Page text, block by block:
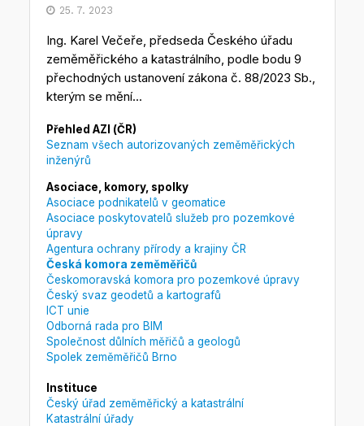
25. 7. 2023
Ing. Karel Večeře, předseda Českého úřadu
zeměměřického a katastrálního, podle bodu 9
přechodných ustanovení zákona č. 88/2023 Sb.,
kterým se mění...
Přehled AZI (ČR)
Seznam všech autorizovaných zeměměřických
inženýrů
Asociace, komory, spolky
Asociace podnikatelů v geomatice
Asociace poskytovatelů služeb pro pozemkové
úpravy
Agentura ochrany přírody a krajiny ČR
Česká komora zeměměřičů
Českomoravská komora pro pozemkové úpravy
Český svaz geodetů a kartografů
ICT unie
Odborná rada pro BIM
Společnost důlních měřičů a geologů
Spolek zeměměřičů Brno
Instituce
Český úřad zeměměřický a katastrální
Katastrální úřady